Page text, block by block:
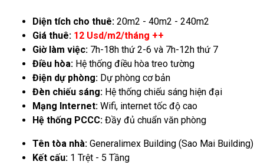
Diện tích cho thuê: 20m2 - 40m2 - 240m2
Giá thuê: 12 Usd/m2/tháng ++
Giờ làm việc: 7h-18h thứ 2-6 và 7h-12h thứ 7
Điều hòa: Hệ thống điều hòa treo tường
Điện dự phòng: Dự phòng cơ bản
Đèn chiếu sáng: Hệ thống chiếu sáng hiện đại
Mạng Internet: Wifi, internet tốc độ cao
Hệ thống PCCC: Đầy đủ chuẩn văn phòng
Tên tòa nhà: Generalimex Building (Sao Mai Building)
Kết cấu: 1 Trệt - 5 Tầng